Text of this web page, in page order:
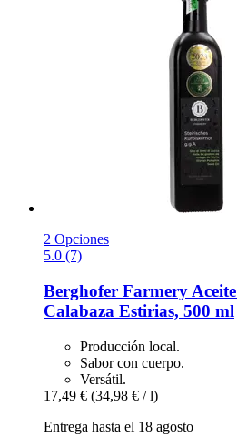
2 Opciones
5.0 (7)
Berghofer Farmery
Calabaza Estirias, 500 ml
Producción local.
Sabor con cuerpo.
Versátil.
17,49 € (34,98 € / l)
Entrega hasta el 18 agosto